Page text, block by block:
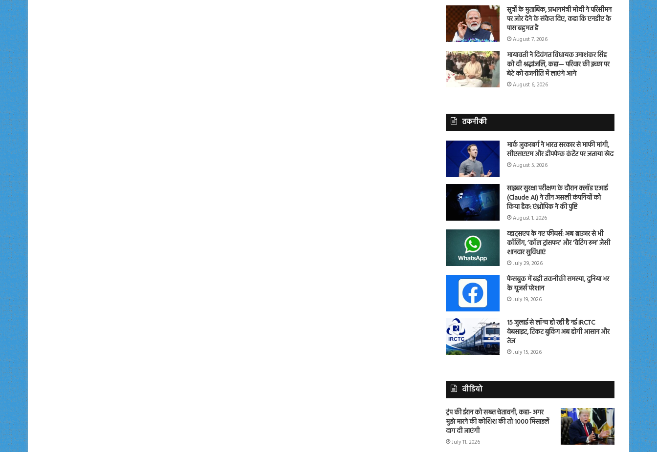
सूत्रों के मुताबिक, प्रधानमंत्री मोदी ने परिसीमन
पर जोर देने के संकेत दिए, कहा कि एनडीए के
पास बहुमत है
August 7, 2026
मायावती ने दिवंगत विधायक उमाशंकर सिंह
को दी श्रद्धांजलि, कहा— परिवार की इच्छा पर
बेटे को राजनीति में लाएंगे आगे
August 6, 2026
तकनीकी
मार्क जुकरबर्ग ने भारत सरकार से माफी मांगी,
सीएसएएम और डीपफेक कंटेंट पर जताया खेद
August 5, 2026
साइबर सुरक्षा परीक्षण के दौरान क्लॉड एआई
(Claude AI) ने तीन असली कंपनियों को
किया हैक: एंथ्रोपिक ने की पुष्टि
August 1, 2026
व्हाट्सएप के नए फीचर्स: अब ब्राउजर से भी
कॉलिंग, ‘कॉल ट्रांसफर’ और ‘वेटिंग रूम’ जैसी
शानदार सुविधाएं
July 29, 2026
फेसबुक में बड़ी तकनीकी समस्या, दुनिया भर
के यूजर्स परेशान
July 19, 2026
15 जुलाई से लॉन्च हो रही है नई IRCTC
वेबसाइट, टिकट बुकिंग अब होगी आसान और
तेज
July 15, 2026
वीडियो
ट्रंप की ईरान को सख्त चेतावनी, कहा- अगर
मुझे मारने की कोशिश की तो 1000 मिसाइलें
दाग दी जाएंगी
July 11, 2026